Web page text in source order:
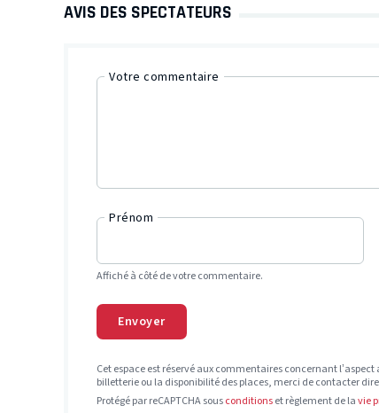
AVIS DES SPECTATEURS
Votre commentaire
Prénom
Affiché à côté de votre commentaire.
Envoyer
Cet espace est réservé aux commentaires concernant
billetterie ou la disponibilité des places, merci de contacter
Protégé par reCAPTCHA sousconditionset règlement de lavie